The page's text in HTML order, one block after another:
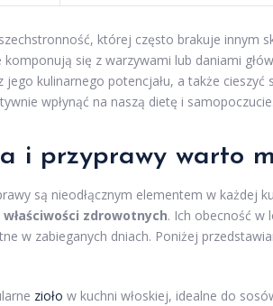
której często brakuje innym
komponują się z warzywami lub daniami
jego kulinarnego potencjału, a także
wpłynąć na naszą dietę i samopoczucie.
i przyprawy warto
są nieodłącznym elementem w każdej
właściwości zdrowotnych. Ich obecność w
w zabieganych dniach. Poniżej
zioło w kuchni włoskiej, idealne do